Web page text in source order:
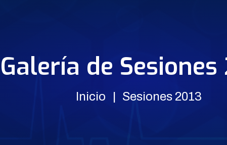
Galería de Sesiones
Inicio Sesiones 2013